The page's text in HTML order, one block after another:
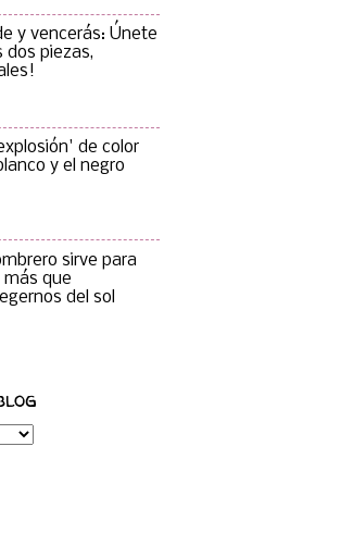
y vencerás: Únete
dos piezas,
de color
y el negro
sirve para
más que
del sol